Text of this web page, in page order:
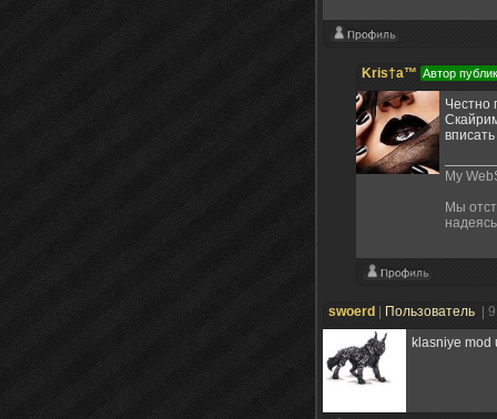
Kris†a™ Автор
Честно
My
Мы
swoerd Пользователь
|
klasniye mod